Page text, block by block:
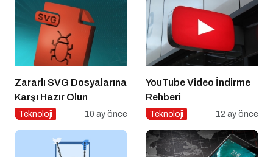
Zararlı SVG Dosyalarına
Karşı Hazır Olun
Teknoloji 10 ay önce
YouTube Video İndirme
Rehberi
Teknoloji 12 ay önce